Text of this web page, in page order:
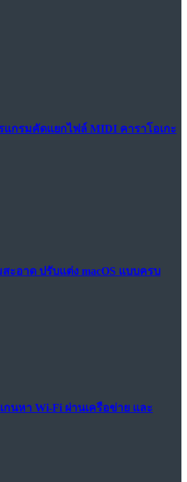
รแกรมคัดแยกไฟล์ MIDI คาราโอเกะ
ะอาด ปรับแต่ง macOS แบบครบ
นหา Wi-Fi ผ่านเครือข่าย และ